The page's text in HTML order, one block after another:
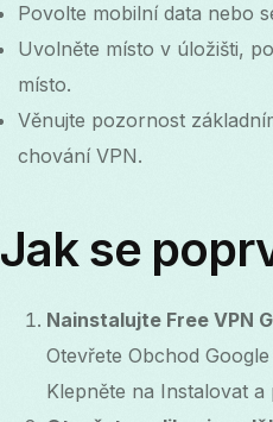
Povolte mobilní data nebo
Uvolněte místo v úložišti,
místo.
Věnujte pozornost
chování VPN.
Jak se
Nainstalujte Free VPN
Otevřete Obchod
Klepněte na Instalovat a